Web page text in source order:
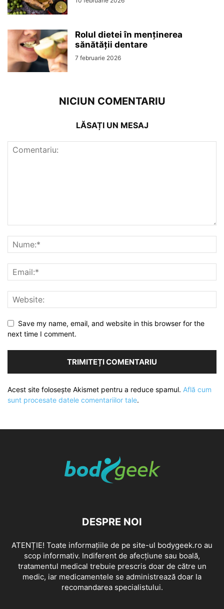
Rolul dietei în menținerea
sănătății dentare
7 februarie 2026
NICIUN COMENTARIU
LĂSAȚI UN MESAJ
Save my name, email, and website in this browser for the
next time I comment.
Acest site folosește Akismet pentru a reduce spamul. Află cum
sunt procesate datele comentariilor tale.
DESPRE NOI
ATENȚIE! Toate informațiile de pe site-ul bodygeek.ro au
scop informativ. Indiferent de afecțiune sau boală,
tratamentul medical trebuie prescris doar de către un
medic, iar medicamentele se administrează doar la
recomandarea specialistului.